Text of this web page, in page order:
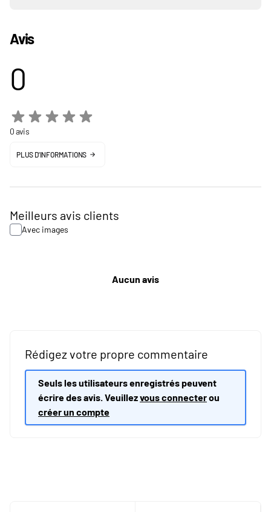
Avis
0
0 avis
PLUS D'INFORMATIONS
Meilleurs avis clients
Avec images
Aucun avis
Rédigez votre propre commentaire
Seuls les utilisateurs enregistrés peuvent
écrire des avis. Veuillezvous connecterou
créer un compte